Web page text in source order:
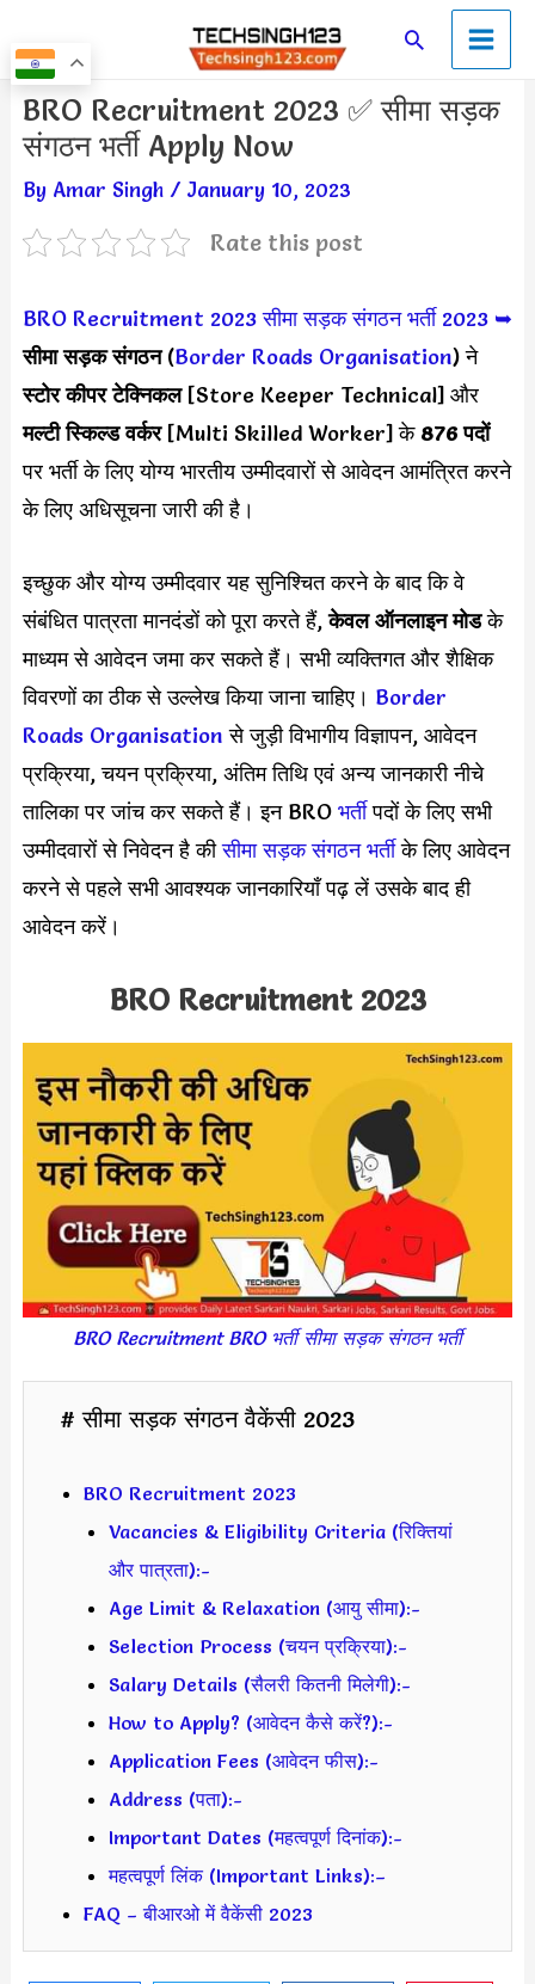
to
content
SearchMain
Menu
BRO Recruitment 2023 ✅ सीमा सड़क
संगठन भर्ती Apply Now
By Amar Singh / January 10, 2023
Rate this post
BRO Recruitment 2023 सीमा सड़क संगठन भर्ती 2023 ➥
सीमा सड़क संगठन(Border Roads Organisation) ने
स्टोर कीपर टेक्निकल [Store Keeper Technical] और
मल्टी स्किल्ड वर्कर[Multi Skilled Worker] के 876 पदों
पर भर्ती के लिए योग्य भारतीय उम्मीदवारों से आवेदन आमंत्रित करने
के लिए अधिसूचना जारी की है।
इच्छुक और योग्य उम्मीदवार यह सुनिश्चित करने के बाद कि वे
संबंधित पात्रता मानदंडों को पूरा करते हैं,केवल ऑनलाइन मोडके
माध्यम से आवेदन जमा कर सकते हैं। सभी व्यक्तिगत और शैक्षिक
विवरणों का ठीक से उल्लेख किया जाना चाहिए। Border
Roads Organisation से जुड़ी विभागीय विज्ञापन, आवेदन
प्रक्रिया, चयन प्रक्रिया, अंतिम तिथि एवं अन्य जानकारी नीचे
तालिका पर जांच कर सकते हैं। इन BROभर्तीपदों के लिए सभी
उम्मीदवारों से निवेदन है कीसीमा सड़क संगठन भर्तीके लिए आवेदन
करने से पहले सभी आवश्यक जानकारियाँ पढ़ लें उसके बाद ही
आवेदन करें।
BRO Recruitment 2023
BRO Recruitment BRO भर्ती सीमा सड़क संगठन भर्ती
# सीमा सड़क संगठन वैकेंसी 2023
BRO Recruitment 2023
Vacancies & Eligibility Criteria (रिक्तियां
और पात्रता):-
Age Limit & Relaxation (आयु सीमा):-
Selection Process (चयन प्रक्रिया):-
Salary Details (सैलरी कितनी मिलेगी):-
How to Apply? (आवेदन कैसे करें?):-
Application Fees (आवेदन फीस):-
Address (पता):-
Important Dates (महत्वपूर्ण दिनांक):-
महत्वपूर्ण लिंक (Important Links):–
FAQ – बीआरओ में वैकेंसी 2023
Post
navigation